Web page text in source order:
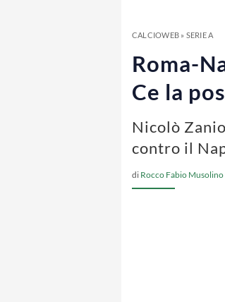
CALCIOWEB» SERIE A
Roma-
Ce la
Nicolò
contro il
di Rocco Fabio Musolino